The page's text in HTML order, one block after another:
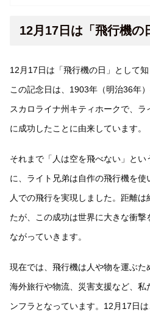
12月17日は「飛行機の
12月17日は「飛行機の日」として知
この記念日は、1903年（明治36年
スカロライナ州キティホークで、
に成功したことに由来しています。
それまで「人は空を飛べない」と
に、ライト兄弟は自作の飛行機を
人での飛行を実現しました。距離
たが、この成功は世界に大きな衝
ながっていきます。
現在では、飛行機は人や物を運ぶた
海外旅行や物流、災害支援など、私
ンフラとなっています。12月17日